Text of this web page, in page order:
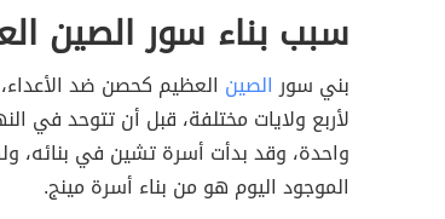
سبب بناء سور الصين
بني سورالصين العظيم كحصن ضد
لأربع ولايات مختلفة، قبل أن تتوحد في
واحدة، وقد بدأت أسرة تشين في بنائه،
الموجود اليوم هو من بناء أسرة مينج.